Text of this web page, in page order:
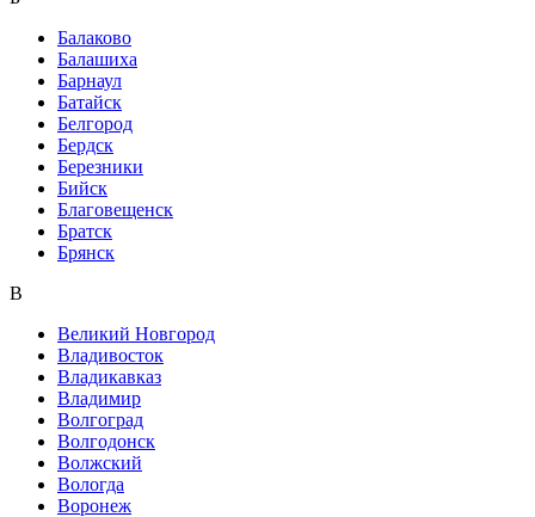
Балаково
Балашиха
Барнаул
Батайск
Белгород
Бердск
Березники
Бийск
Благовещенск
Братск
Брянск
В
Великий Новгород
Владивосток
Владикавказ
Владимир
Волгоград
Волгодонск
Волжский
Вологда
Воронеж